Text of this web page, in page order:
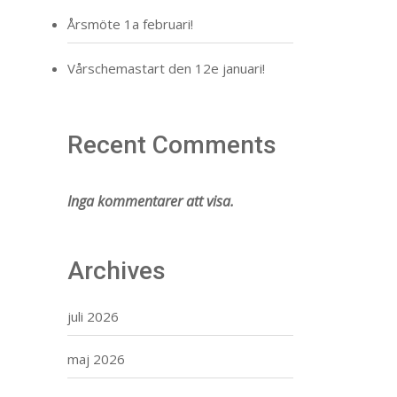
Årsmöte 1a februari!
Vårschemastart den 12e januari!
Recent Comments
Inga kommentarer att visa.
Archives
juli 2026
maj 2026